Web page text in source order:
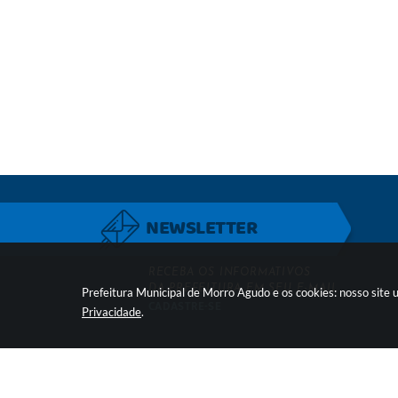
Prefeitura Municipal de Morro Agudo e os cookies: nosso site
Privacidade.
NEWSLETTER
DA PREFEITURA EM SEU E-MAIL